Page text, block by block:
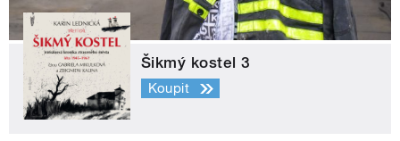
Šikmý kostel 3
Koupit